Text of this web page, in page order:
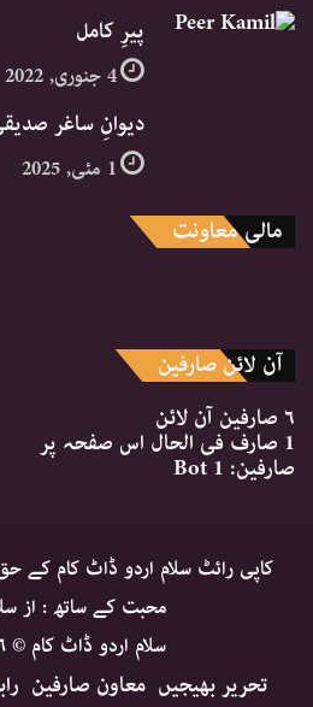
پیرِ کامل
4 جنوری, 2022
دیوانِ ساغر
1 مئی, 2025
مالی معاونت
آن لائن صارفین
۶ صارفین
آن لائن
1 صارف فی الحال اس صفحہ پر
صارفین: 1 Bot
کاپی رائٹ سلام اردو ڈاٹ کام
محبت کے ساتھ : از
سلام اردو ڈاٹ کام © ۲۰۲۶-۲۰۱۲
تحریر بھیجیں معاون صارفین